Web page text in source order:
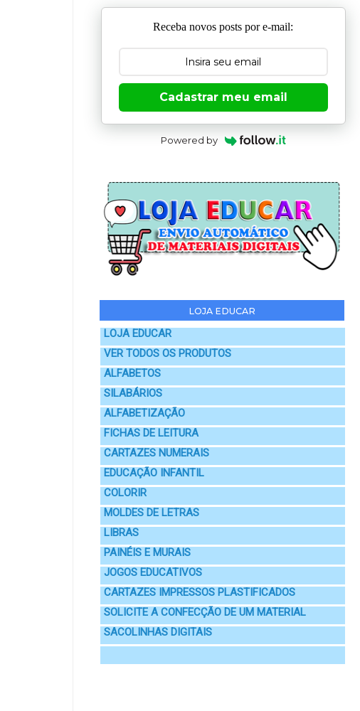
Receba novos posts por e-mail:
Cadastrar meu email
Powered by
LOJA EDUCAR
LOJA EDUCAR
VER TODOS OS PRODUTOS
ALFABETOS
SILABÁRIOS
ALFABETIZAÇÃO
FICHAS DE LEITURA
CARTAZES NUMERAIS
EDUCAÇÃO INFANTIL
COLORIR
MOLDES DE LETRAS
LIBRAS
PAINÉIS E MURAIS
JOGOS EDUCATIVOS
CARTAZES IMPRESSOS PLASTIFICADOS
SOLICITE A CONFECÇÃO DE UM MATERIAL
SACOLINHAS DIGITAIS